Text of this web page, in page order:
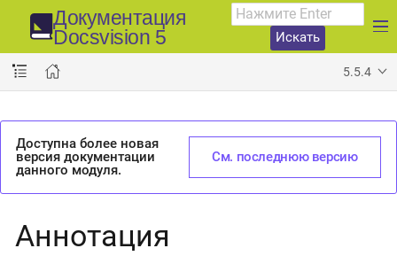
Документация
Docsvision 5
Искать
5.5.4
Доступна более новая
версия документации
данного модуля.
См. последнюю версию
Аннотация